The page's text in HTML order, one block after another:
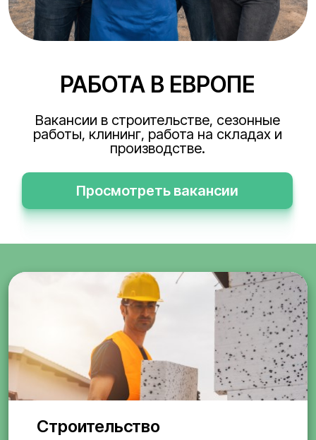
РАБОТА В ЕВРОПЕ
Вакансии в строительстве, сезонные
работы, клининг, работа на складах и
производстве.
Просмотреть вакансии
Строительство